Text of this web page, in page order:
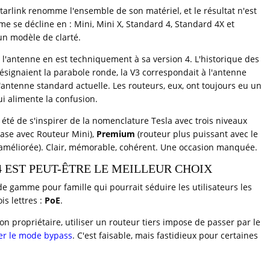
renomme l'ensemble de son matériel, et le résultat n'est
se décline en : Mini, Mini X, Standard 4, Standard 4X et
modèle de clarté.
l'antenne en est techniquement à sa version 4. L'historique des
la parabole ronde, la V3 correspondait à l'antenne
standard actuelle. Les routeurs, eux, ont toujours eu un
alimente la confusion.
de s'inspirer de la nomenclature Tesla avec trois niveaux
avec Routeur Mini), Premium (routeur plus puissant avec le
Clair, mémorable, cohérent. Une occasion manquée.
EST PEUT-ÊTRE LE MEILLEUR CHOIX
gamme pour famille qui pourrait séduire les utilisateurs les
lettres : PoE.
propriétaire, utiliser un routeur tiers impose de passer par le
le mode bypass. C'est faisable, mais fastidieux pour certaines